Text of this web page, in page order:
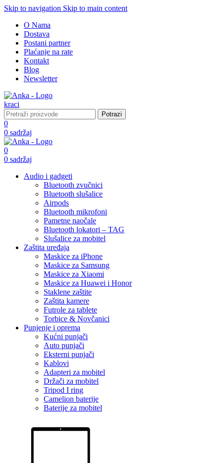
Skip to navigation Skip to main content
O Nama
Dostava
Postani partner
Plaćanje na rate
Kontakt
Blog
Newsletter
Potrazi
0
0 sadržaj
0
0 sadržaj
Audio i gadgeti
Bluetooth zvučnici
Bluetooth slušalice
Airpods
Bluetooth mikrofoni
Pametne naočale
Bluetooth lokatori – TAG
Slušalice za mobitel
Zaštita uređaja
Maskice za iPhone
Maskice za Samsung
Maskice za Xiaomi
Maskice za Huawei i Honor
Staklene zaštite
Zaštita kamere
Futrole za tablete
Torbice & Novčanici
Punjenje i oprema
Kućni punjači
Auto punjači
Eksterni punjači
Kablovi
Adapteri za mobitel
Držači za mobitel
Tripod I ring
Camelion baterije
Baterije za mobitel